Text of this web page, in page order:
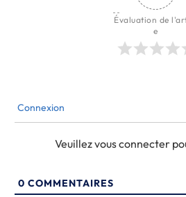
Évaluation de
e
Connexion
Veuillez vous connecter
0 COMMENTAIRES